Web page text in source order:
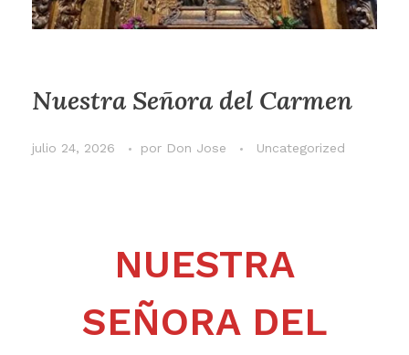
Nuestra Señora del Carmen
julio 24, 2026 por Don Jose Uncategorized
NUESTRA
SEÑORA DEL